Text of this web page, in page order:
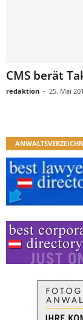
CMS berät
redaktion - 25. Mai